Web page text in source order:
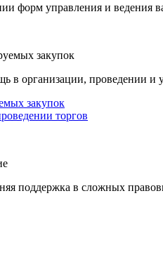
форм управления и ведения
закупок
в организации, проведении и
закупок
торгов
поддержка в сложных